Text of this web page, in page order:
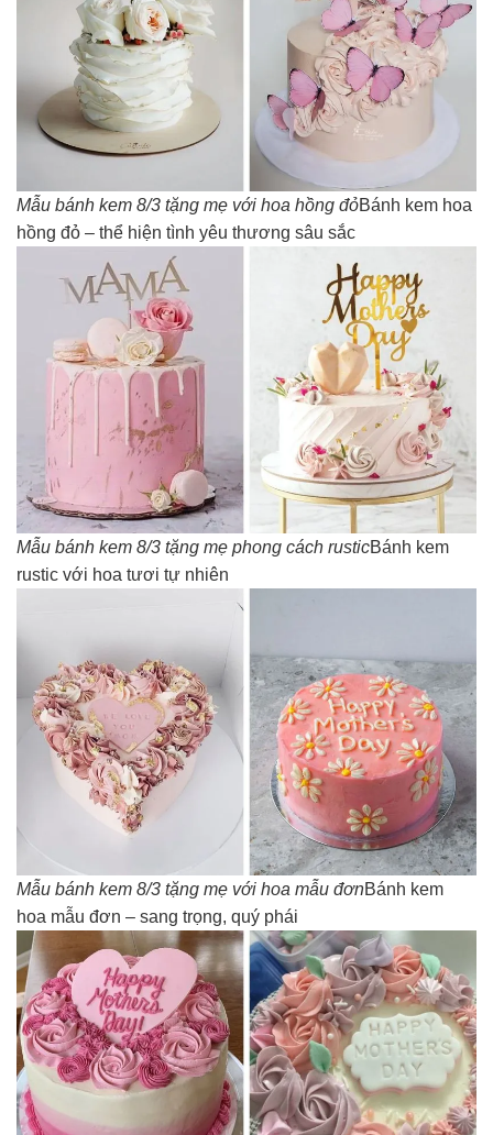
Mẫu bánh kem 8/3 tặng mẹ với hoa hồng đỏBánh kem hoa
hồng đỏ – thể hiện tình yêu thương sâu sắc
Mẫu bánh kem 8/3 tặng mẹ phong cách rusticBánh kem
rustic với hoa tươi tự nhiên
Mẫu bánh kem 8/3 tặng mẹ với hoa mẫu đơnBánh kem
hoa mẫu đơn – sang trọng, quý phái